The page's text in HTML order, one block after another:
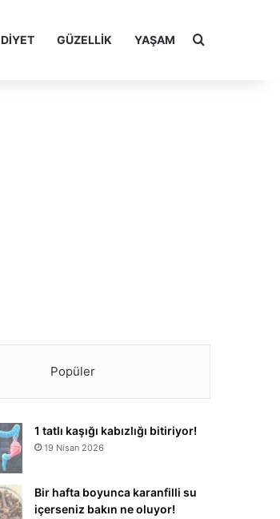
DIYET GÜZELLIK YAŞAM Arama yap
Popüler
1 tatlı kaşığı kabızlığı bitiriyor!
19 Nisan 2026
Bir hafta boyunca karanfilli su
içerseniz bakın ne oluyor!